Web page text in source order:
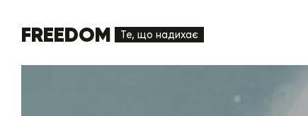
FREEDOM Те, що надихає